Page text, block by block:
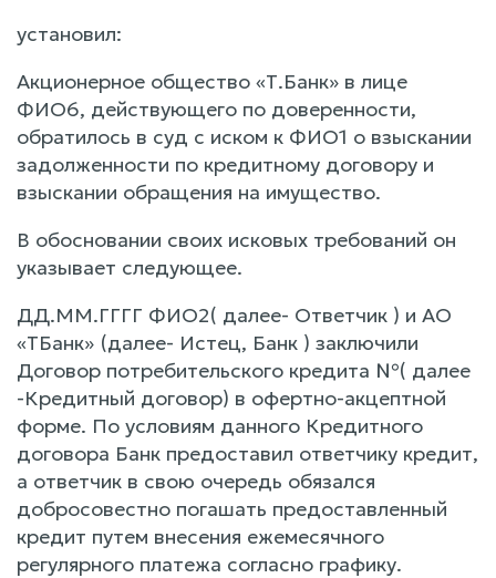
установил:
Акционерное общество «Т.Банк» в лице
ФИО6, действующего по доверенности,
обратилось в суд с иском к ФИО1 о взыскании
задолженности по кредитному договору и
взыскании обращения на имущество.
В обосновании своих исковых требований он
указывает следующее.
ДД.ММ.ГГГГ ФИО2( далее- Ответчик ) и АО
«ТБанк» (далее- Истец, Банк ) заключили
Договор потребительского кредита №( далее
-Кредитный договор) в офертно-акцептной
форме. По условиям данного Кредитного
договора Банк предоставил ответчику кредит,
а ответчик в свою очередь обязался
добросовестно погашать предоставленный
кредит путем внесения ежемесячного
регулярного платежа согласно графику.